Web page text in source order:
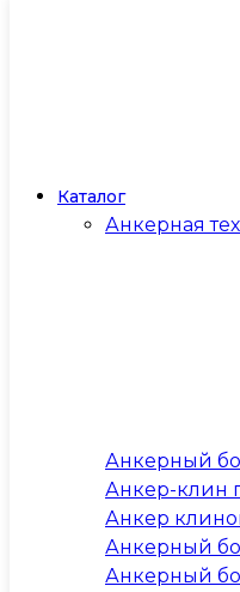
Каталог
Анкерная
Анкерный
Анкер-клин
Анкер
Анкерный
Анкерный